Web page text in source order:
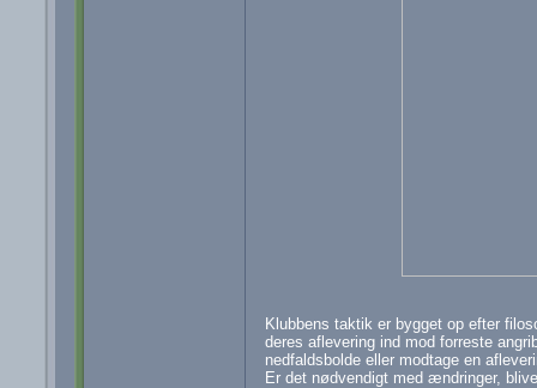
Klubbens taktik er bygget op efter
deres aflevering ind mod forreste
nedfaldsbolde eller modtage en
Er det nødvendigt med ændringer,